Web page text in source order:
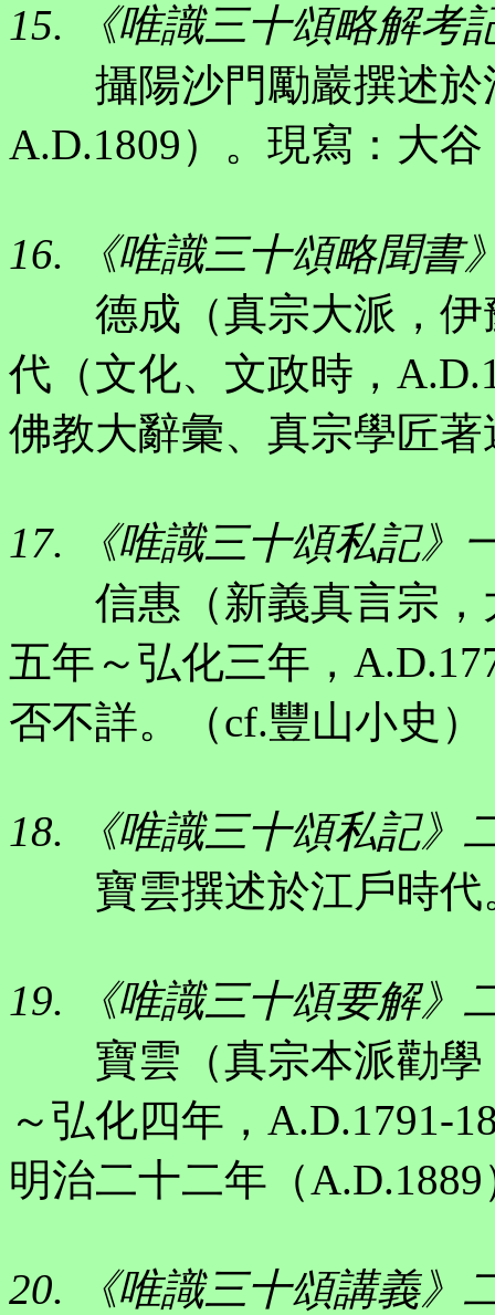
15. 《唯識三十頌略解考
攝陽沙門勵巖撰述於
A.D.1809）。現寫：大
16. 《唯識三十頌略聞書
德成（真宗大派，伊
代（文化、文政時，
佛教大辭彙、真宗學匠著
17. 《唯識三十頌私記》
信惠（新義真言宗，
五年～弘化三年，
否不詳。（cf.豐山小史）
18. 《唯識三十頌私記》
寶雲撰述於江戶時代
19. 《唯識三十頌要解》
寶雲（真宗本派勸學
～弘化四年，A.D.1791-
明治二十二年（
20. 《唯識三十頌講義》